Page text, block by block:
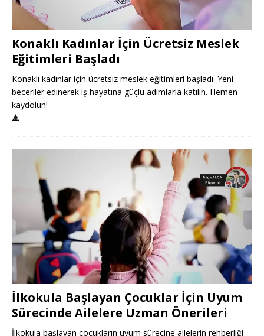
Konaklı Kadınlar İçin Ücretsiz Meslek
Eğitimleri Başladı
Konaklı kadınlar için ücretsiz meslek eğitimleri başladı. Yeni
beceriler edinerek iş hayatına güçlü adımlarla katılın. Hemen
kaydolun!
🔺
İlkokula Başlayan Çocuklar İçin Uyum
Sürecinde Ailelere Uzman Önerileri
İlkokula başlayan çocukların uyum sürecine ailelerin rehberliği